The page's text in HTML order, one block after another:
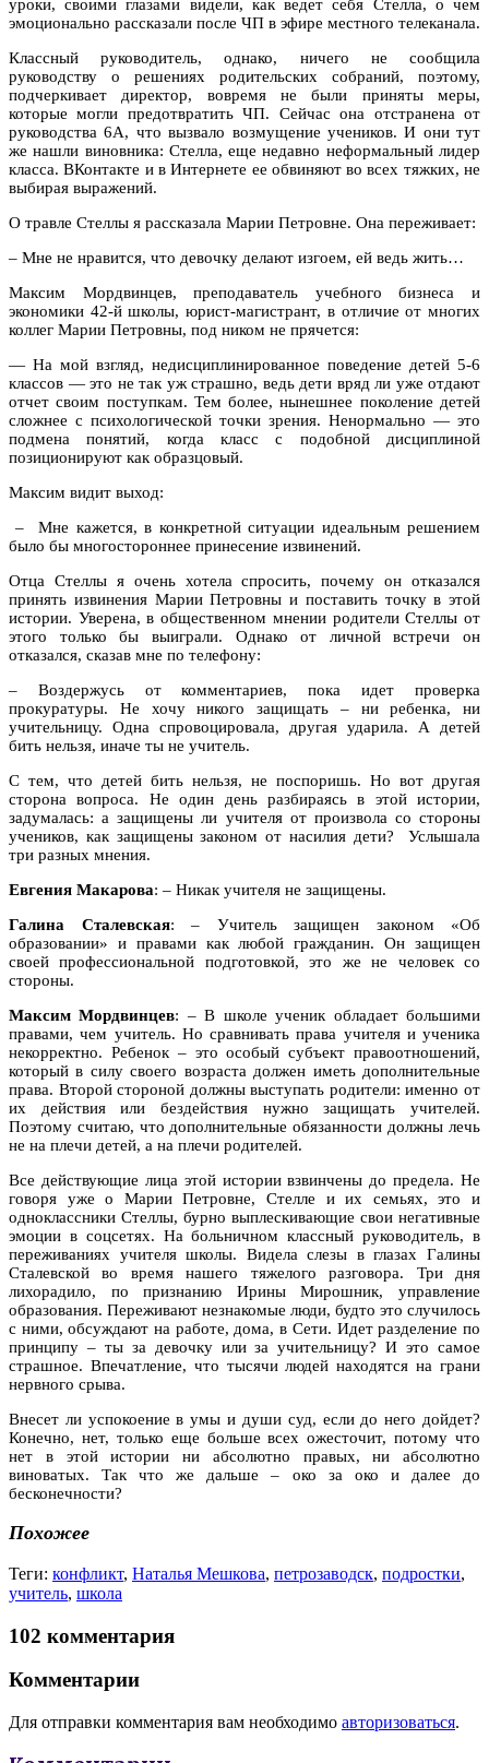
уроки, своими глазами видели, как ведет себя Стелла, о чем
эмоционально рассказали после ЧП в эфире местного телеканала.
Классный руководитель, однако, ничего не сообщила
руководству о решениях родительских собраний, поэтому,
подчеркивает директор, вовремя не были приняты меры,
которые могли предотвратить ЧП. Сейчас она отстранена от
руководства 6А, что вызвало возмущение учеников. И они тут
же нашли виновника: Стелла, еще недавно неформальный лидер
класса. ВКонтакте и в Интернете ее обвиняют во всех тяжких, не
выбирая выражений.
О травле Стеллы я рассказала Марии Петровне. Она переживает:
– Мне не нравится, что девочку делают изгоем, ей ведь жить…
Максим Мордвинцев, преподаватель учебного бизнеса и
экономики 42-й школы, юрист-магистрант, в отличие от многих
коллег Марии Петровны, под ником не прячется:
— На мой взгляд, недисциплинированное поведение детей 5-6
классов — это не так уж страшно, ведь дети вряд ли уже отдают
отчет своим поступкам. Тем более, нынешнее поколение детей
сложнее с психологической точки зрения. Ненормально — это
подмена понятий, когда класс с подобной дисциплиной
позиционируют как образцовый.
Максим видит выход:
– Мне кажется, в конкретной ситуации идеальным решением
было бы многостороннее принесение извинений.
Отца Стеллы я очень хотела спросить, почему он отказался
принять извинения Марии Петровны и поставить точку в этой
истории. Уверена, в общественном мнении родители Стеллы от
этого только бы выиграли. Однако от личной встречи он
отказался, сказав мне по телефону:
– Воздержусь от комментариев, пока идет проверка
прокуратуры. Не хочу никого защищать – ни ребенка, ни
учительницу. Одна спровоцировала, другая ударила. А детей
бить нельзя, иначе ты не учитель.
С тем, что детей бить нельзя, не поспоришь. Но вот другая
сторона вопроса. Не один день разбираясь в этой истории,
задумалась: а защищены ли учителя от произвола со стороны
учеников, как защищены законом от насилия дети? Услышала
три разных мнения.
Евгения Макарова: – Никак учителя не защищены.
Галина Сталевская: – Учитель защищен законом «Об
образовании» и правами как любой гражданин. Он защищен
своей профессиональной подготовкой, это же не человек со
стороны.
Максим Мордвинцев: – В школе ученик обладает большими
правами, чем учитель. Но сравнивать права учителя и ученика
некорректно. Ребенок – это особый субъект правоотношений,
который в силу своего возраста должен иметь дополнительные
права. Второй стороной должны выступать родители: именно от
их действия или бездействия нужно защищать учителей.
Поэтому считаю, что дополнительные обязанности должны лечь
не на плечи детей, а на плечи родителей.
Все действующие лица этой истории взвинчены до предела. Не
говоря уже о Марии Петровне, Стелле и их семьях, это и
одноклассники Стеллы, бурно выплескивающие свои негативные
эмоции в соцсетях. На больничном классный руководитель, в
переживаниях учителя школы. Видела слезы в глазах Галины
Сталевской во время нашего тяжелого разговора. Три дня
лихорадило, по признанию Ирины Мирошник, управление
образования. Переживают незнакомые люди, будто это случилось
с ними, обсуждают на работе, дома, в Сети. Идет разделение по
принципу – ты за девочку или за учительницу? И это самое
страшное. Впечатление, что тысячи людей находятся на грани
нервного срыва.
Внесет ли успокоение в умы и души суд, если до него дойдет?
Конечно, нет, только еще больше всех ожесточит, потому что
нет в этой истории ни абсолютно правых, ни абсолютно
виноватых. Так что же дальше – око за око и далее до
бесконечности?
Похожее
Теги: конфликт, Наталья Мешкова, петрозаводск, подростки,
учитель, школа
102 комментария
Комментарии
Для отправки комментария вам необходимо авторизоваться.